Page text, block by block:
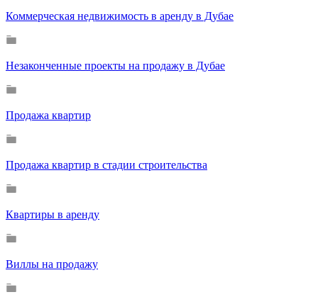
Коммерческая недвижимость в аренду в Дубае
Незаконченные проекты на продажу в Дубае
Продажа квартир
Продажа квартир в стадии строительства
Квартиры в аренду
Виллы на продажу